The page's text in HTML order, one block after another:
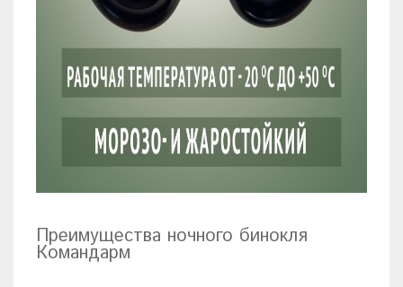
Преимущества ночного бинокля
Командарм